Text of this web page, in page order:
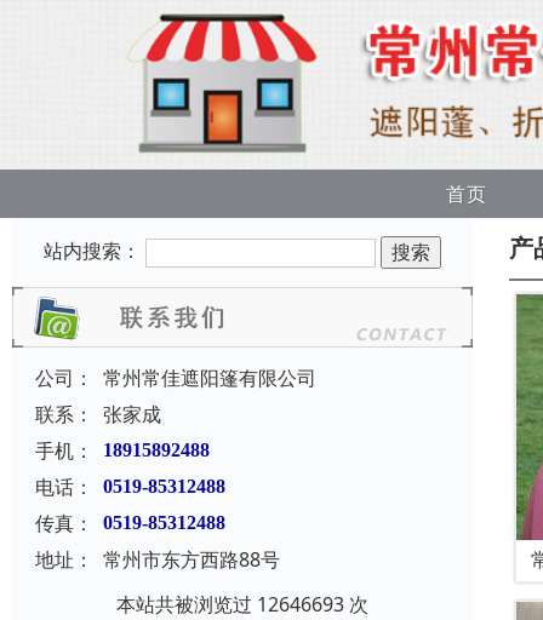
首页
站内搜索：
公司：
常州常佳遮阳篷有限公司
联系：
张家成
手机：
18915892488
电话： 0519-85312488
传真： 0519-85312488
地址：
常州市东方西路88号
本站共被浏览过 12646693 次
产